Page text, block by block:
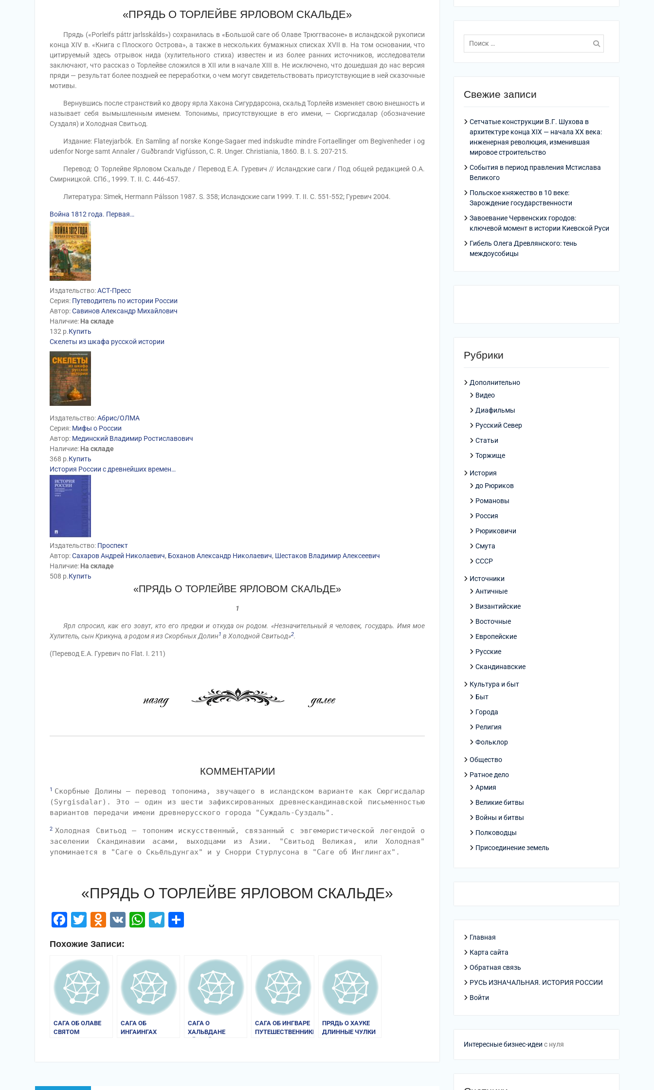
«ПРЯДЬ О ТОРЛЕЙВЕ ЯРЛОВОМ СКАЛЬДЕ»
Прядь («Porleifs páttr jarlsskálds») сохранилась в «Большой саге об Олаве Трюггвасоне» в исландской рукописи
конца XIV в. «Книга с Плоского Острова», а также в нескольких бумажных списках XVII в. На том основании, что
цитируемый здесь отрывок нида (хулительного стиха) известен и из более ранних источников, исследователи
заключают, что рассказ о Торлейве сложился в XII или в начале XIII в. Не исключено, что дошедшая до нас версия
пряди — результат более поздней ее переработки, о чем могут свидетельствовать присутствующие в ней сказочные
мотивы.
Вернувшись после странствий ко двору ярла Хакона Сигурдарсона, скальд Торлейв изменяет свою внешность и
называет себя вымышленным именем. Топонимы, присутствующие в его имени, — Сюргисдалар (обозначение
Суздаля) и Холодная Свитьод.
Издание: Flateyjarbók. En Samling af norske Konge-Sagaer med indskudte mindre Fortaellinger om Begivenheder i og
udenfor Norge samt Annaler / Guðbrandr Vigfússon, C. R. Unger. Christiania, 1860. В. I. S. 207-215.
Перевод: О Торлейве Ярловом Скальде / Перевод Е.А. Гуревич // Исландские саги / Под общей редакцией О.А.
Смирницкой. СПб., 1999. Т. II. С. 446-457.
Литература: Simek, Hermann Pálsson 1987. S. 358; Исландские саги 1999. Т. II. С. 551-552; Гуревич 2004.
Война 1812 года. Первая…
Издательство:АСТ-Пресс
Серия: Путеводитель по истории России
Автор:Савинов Александр Михайлович
Наличие: На складе
132 р.Купить
Скелеты из шкафа русской истории
Издательство:Абрис/ОЛМА
Серия: Мифы о России
Автор: Мединский Владимир Ростиславович
Наличие: На складе
368 р.Купить
История России с древнейших времен…
Издательство: Проспект
Автор:Сахаров Андрей Николаевич, Боханов Александр Николаевич, Шестаков Владимир Алексеевич
Наличие: На складе
508 р.Купить
«ПРЯДЬ О ТОРЛЕЙВЕ ЯРЛОВОМ СКАЛЬДЕ»
1
Ярл спросил, как его зовут, кто его предки и откуда он родом. «Незначительный я человек, государь. Имя мое
Хулитель, сын Крикуна, а родом я из Скорбных Долин1 в Холодной Свитьод»2.
(Перевод Е.А. Гуревич по Flat. I. 211)
КОММЕНТАРИИ
1 Скорбные Долины — перевод топонима, звучащего в исландском варианте как Сюргисдалар
(Syrgisdalar). Это — один из шести зафиксированных древнескандинавской письменностью
вариантов передачи имени древнерусского города "Суждаль-Суздаль".
2 Холодная Свитьод — топоним искусственный, связанный с эвгемеристической легендой о
заселении Скандинавии асами, выходцами из Азии. "Свитьод Великая, или Холодная"
упоминается в "Саге о Скьёльдунгах" и у Снорри Стурлусона в "Саге об Инглингах".
«ПРЯДЬ О ТОРЛЕЙВЕ ЯРЛОВОМ СКАЛЬДЕ»
Facebook
Twitter
Odnoklassniki
VK WhatsApp
Telegram
Похожие Записи:
САГА ОБ ОЛАВЕ
СВЯТОМ
САГА ОБ
ИНГАИНГАХ
САГА О
ХАЛЬВДАНЕ
САГА ОБ ИНГВАРЕ
ПУТЕШЕСТВЕННИКЕ
ПРЯДЬ О ХАУКЕ
ДЛИННЫЕ ЧУЛКИ
Навигация
Поиск
по:
Свежие записи
Сетчатые конструкции В.Г. Шухова в
архитектуре конца XIX — начала XX века:
инженерная революция, изменившая
мировое строительство
События в период правления Мстислава
Великого
Польское княжество в 10 веке:
Зарождение государственности
Завоевание Червенских городов:
ключевой момент в истории Киевской Руси
Гибель Олега Древлянского: тень
междоусобицы
Рубрики
Дополнительно
Видео
Диафильмы
Русский Север
Статьи
Торжище
История
до Рюриков
Романовы
Россия
Рюриковичи
Смута
СССР
Источники
Античные
Византийские
Восточные
Европейские
Русские
Скандинавские
Культура и быт
Быт
Города
Религия
Фольклор
Общество
Ратное дело
Армия
Великие битвы
Войны и битвы
Полководцы
Присоединение земель
Главная
Карта сайта
Обратная связь
РУСЬ ИЗНАЧАЛЬНАЯ. ИСТОРИЯ РОССИИ
Войти
Интересные бизнес-идеи с нуля